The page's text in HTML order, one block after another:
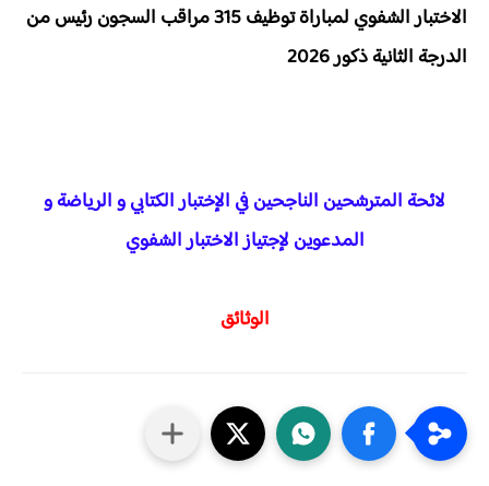
الاختبار الشفوي لمباراة توظيف 315 مراقب السجون رئيس من
الدرجة الثانية ذكور 2026
لائحة المترشحين الناجحين في الإختبار الكتابي و الرياضة و
المدعوين لإجتياز الاختبار الشفوي
الوثائق